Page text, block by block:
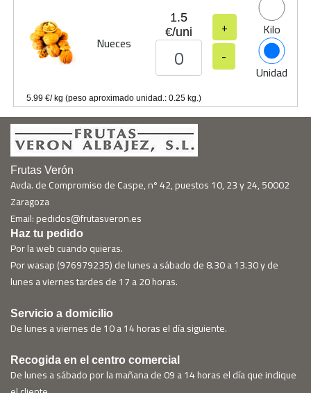
Nueces
1.5
€/uni
+
-
Kilo
Unidad
5.99 €/ kg (peso aproximado unidad.: 0.25 kg.)
Frutas Verón
Avda. de Compromiso de Caspe, nº 42, puestos 10, 23 y 24, 50002
Zaragoza
Email: pedidos@frutasveron.es
Haz tu pedido
Por la web cuando quieras.
Por wasap (976979235) de lunes a sábado de 8.30 a 13.30 y de
lunes a viernes tardes de 17 a 20 horas.
Servicio a domicilio
De lunes a viernes de 10 a 14 horas el día siguiente.
Recogida en el centro comercial
De lunes a sábado por la mañana de 09 a 14 horas el día que indique